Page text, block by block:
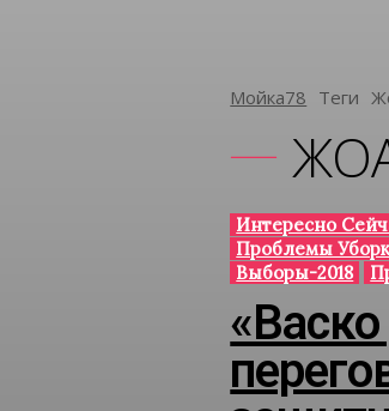
Мойка78 Теги
Интересно
Проблемы
Выборы-2018